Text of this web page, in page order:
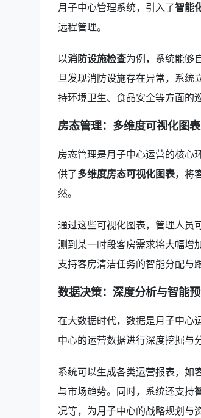
月子中心管理系统，引入了智能
远程管理。
以消防设施检查为例，系统能够
旦发现消防设施存在异常，系统
持环境卫生、食品安全等方面的
房态管理：多维度可视化图
房态管理是月子中心运营的核心
供了多维度房态可视化图表，将
然。
通过这些可视化图表，管理人员
测到某一时段客房需求将大幅增
支持客房清洁任务的智能分配与
数据决策：深度分析与智能
在大数据时代，数据是月子中心
中心的运营数据进行深度挖掘与
系统可以生成各类运营报表，如
与市场趋势。同时，系统还支持
况等，为月子中心的战略规划与